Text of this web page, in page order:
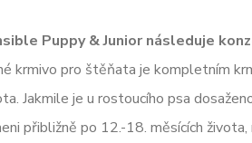
Puppy & Junior následuje
krmivo pro štěňata je kompletním
Jakmile je u rostoucího psa
přibližně po 12.-18. měsících